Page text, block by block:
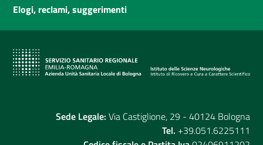
Elogi, reclami, suggerimenti
Sede Legale: Via Castiglione, 29 - 40124 Bologna
Tel. +39.051.6225111